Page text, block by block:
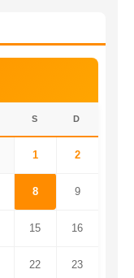
S D
1 2
8 9
15 16
22 23